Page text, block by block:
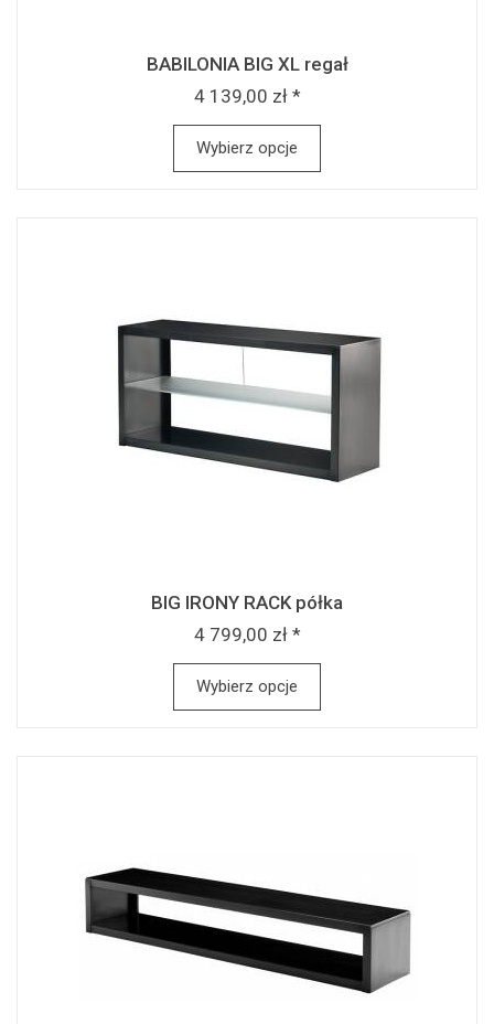
BABILONIA BIG XL regał
4 139,00 zł *
Wybierz opcje
BIG IRONY RACK półka
4 799,00 zł *
Wybierz opcje